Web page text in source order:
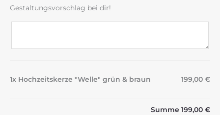
Gestaltungsvorschlag bei dir!
1x Hochzeitskerze "Welle" grün & braun 199,00 €
Summe 199,00 €